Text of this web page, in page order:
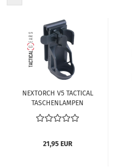
NEXTORCH V5 TACTICAL
TASCHENLAMPEN
HOLSTER 360 GRAD
DREHBAR MIT
UND GÜRTELCLIP
21,95 EUR